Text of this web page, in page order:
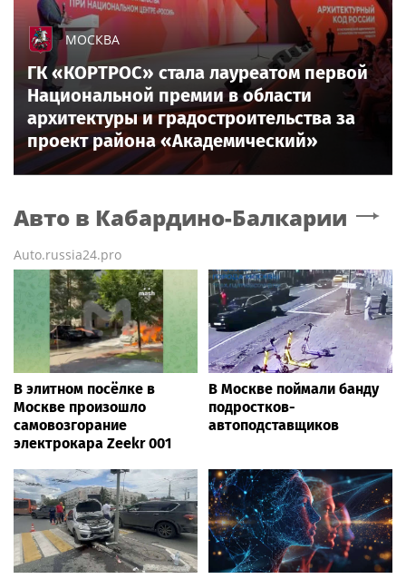
МОСКВА
ГК «КОРТРОС» стала лауреатом первой
Национальной премии в области
архитектуры и градостроительства за
проект района «Академический»
Авто в Кабардино-Балкарии
Auto.russia24.pro
В элитном посёлке в
Москве произошло
самовозгорание
электрокара Zeekr 001
В Москве поймали банду
подростков-
автоподставщиков